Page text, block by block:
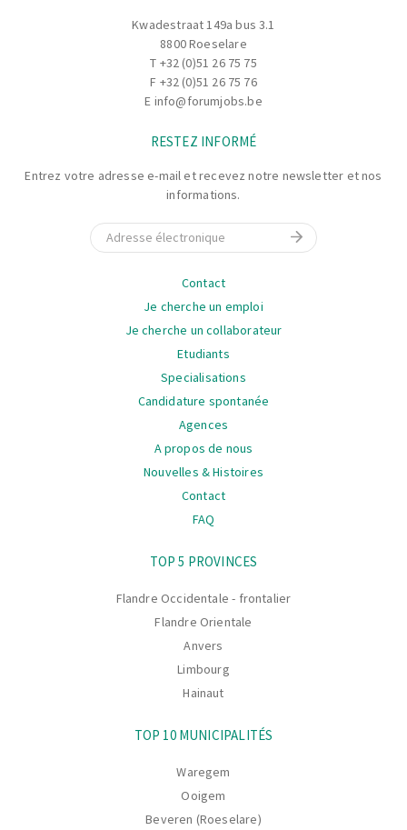
Kwadestraat 149a bus 3.1
8800 Roeselare
T +32 (0)51 26 75 75
F +32 (0)51 26 75 76
E info@forumjobs.be
RESTEZ INFORMÉ
Entrez votre adresse e-mail et recevez notre newsletter et nos
informations.
E-mail
Contact
Je cherche un emploi
Je cherche un collaborateur
Etudiants
Specialisations
Candidature spontanée
Agences
A propos de nous
Nouvelles & Histoires
Contact
FAQ
TOP 5 PROVINCES
Flandre Occidentale - frontalier
Flandre Orientale
Anvers
Limbourg
Hainaut
TOP 10 MUNICIPALITÉS
Waregem
Ooigem
Beveren (Roeselare)